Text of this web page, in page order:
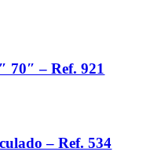
70″ – Ref. 921
– Ref. 534